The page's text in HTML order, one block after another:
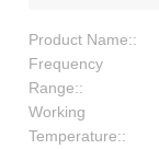
Product Name::
Frequency
Range::
Working
Temperature::